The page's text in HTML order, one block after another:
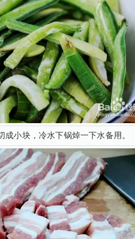
成小块，冷水下锅焯一下水备用。